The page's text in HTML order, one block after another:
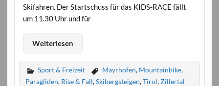
Skifahren. Der Startschuss für das KIDS-RACE fällt
um 11.30 Uhr und für
Weiterlesen
Sport & Freizeit Mayrhofen, Mountainbike,
Paragliden, Rise & Fall,Skibergsteigen,Tirol,Zillertal